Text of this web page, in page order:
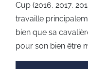
Cup (2016, 2017,
travaille
bien que sa
pour son bien être